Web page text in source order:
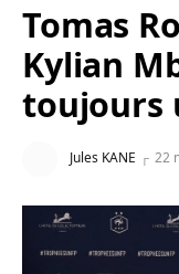
Tomas
Kylian
toujours
Jules KANE 22